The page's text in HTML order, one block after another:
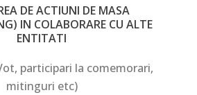
DE ACTIUNI DE MASA
IN COLABORARE CU ALTE
ENTITATI
participari la comemorari,
mitinguri etc)